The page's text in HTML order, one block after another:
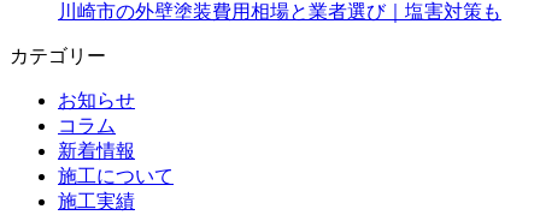
川崎市の外壁塗装費用相場と業者選び｜塩害対策も
カテゴリー
お知らせ
コラム
新着情報
施工について
施工実績